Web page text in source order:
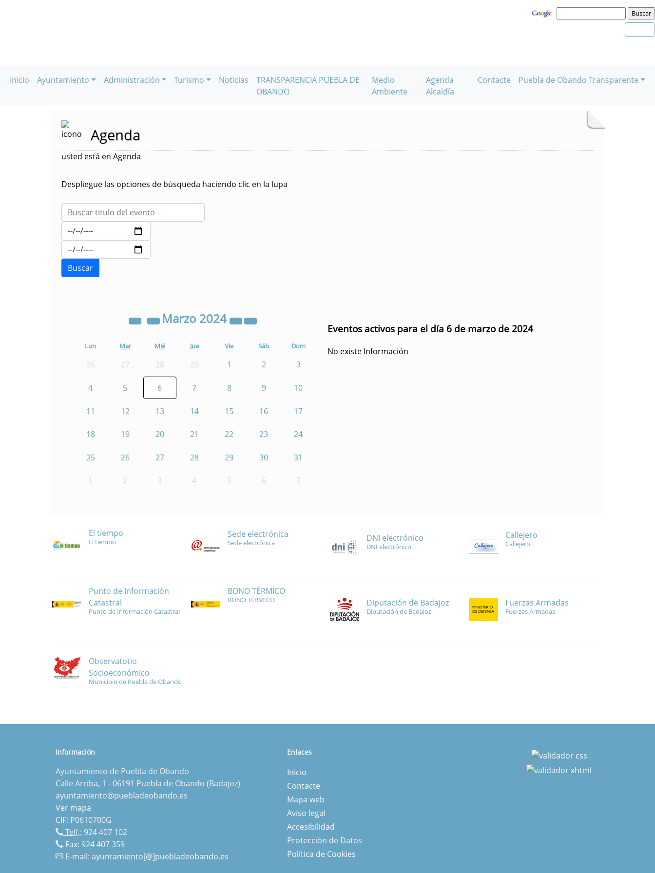
Inicio Ayuntamiento Administración Turismo Noticias
TRANSPARENCIA PUEBLA DE
OBANDO
Medio
Ambiente
Agenda
Alcaldía
Contacte Puebla de Obando Transparente
Agenda
usted está en Agenda
Despliegue las opciones de búsqueda haciendo clic en la lupa
Marzo 2024
Lun Mar Mié Jue Vie Sáb Dom
26 27 28 29 1 2 3
4 5 6 7 8 9 10
11 12 13 14 15 16 17
18 19 20 21 22 23 24
25 26 27 28 29 30 31
1 2 3 4 5 6 7
Eventos activos para el día 6 de marzo de 2024
No existe Información
El tiempo
El tiempo
Sede electrónica
Sede electrónica DNI electrónico
DNI electrónico
Callejero
Callejero
Punto de Información
Catastral
Punto de Información Catastral
BONO TÉRMICO
BONO TÉRMICO Diputación de Badajoz
Diputación de Badajoz
Fuerzas Armadas
Fuerzas Armadas
Observatotio
Socioeconómico
Municipio de Puebla de Obando
Información
Ayuntamiento de Puebla de Obando
Calle Arriba, 1 - 06191 Puebla de Obando (Badajoz)
ayuntamiento@puebladeobando.es
Ver mapa
CIF: P0610700G
Telf.: 924 407 102
Fax: 924 407 359
E-mail: ayuntamiento[@]puebladeobando.es
Enlaces
Inicio
Contacte
Mapa web
Aviso legal
Accesibilidad
Protección de Datos
Política de Cookies